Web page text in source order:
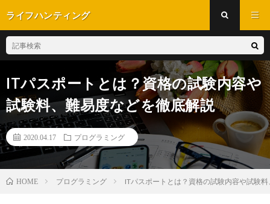
ライフハンティング
ITパスポートとは？資格の試験内容や
試験料、難易度などを徹底解説
2020.04.17 プログラミング
HOME プログラミング ITパスポートとは？資格の試験内容や試験